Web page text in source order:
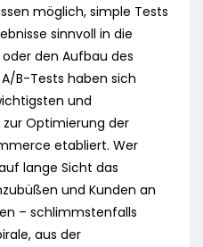
möglich, simple Tests
sinnvoll in die
den Aufbau des
B-Tests haben sich
und
Optimierung der
etabliert. Wer
lange Sicht das
und Kunden an
– schlimmstenfalls
aus der